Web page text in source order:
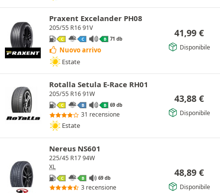
Praxent Excelander PH08
205/55 R16 91V
C C B 71 db
Nuovo arrivo
Estate
41,99 €
Disponibile
Rotalla Setula E-Race RH01
205/55 R16 91W
C B B 69 db
31 recensione
Estate
43,88 €
Disponibile
Nereus NS601
225/45 R17 94W
XL
C B 69 db
3 recensione
48,89 €
Disponibile